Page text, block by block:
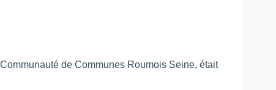
de Communes Roumois Seine, était